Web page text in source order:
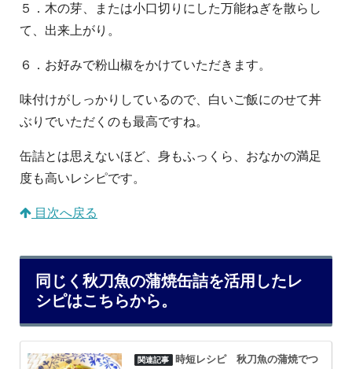
５．木の芽、または小口切りにした万能ねぎを散らし
て、出来上がり。
６．お好みで粉山椒をかけていただきます。
味付けがしっかりしているので、白いご飯にのせて丼
ぶりでいただくのも最高ですね。
缶詰とは思えないほど、身もふっくら、おなかの満足
度も高いレシピです。
目次へ戻る
同じく秋刀魚の蒲焼缶詰を活用したレ
シピはこちらから。
時短レシピ 秋刀魚の蒲焼でつ